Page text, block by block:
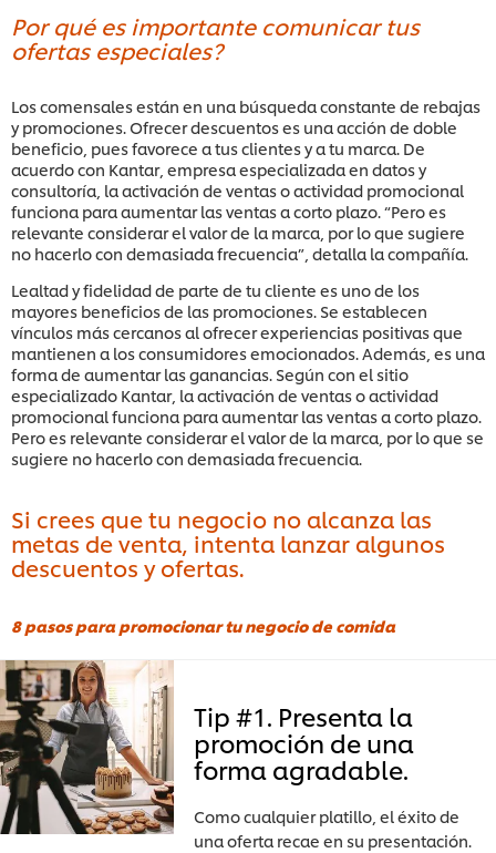
Por qué es importante comunicar tus
ofertas especiales?
Los comensales están en una búsqueda constante de rebajas
y promociones. Ofrecer descuentos es una acción de doble
beneficio, pues favorece a tus clientes y a tu marca. De
acuerdo con Kantar, empresa especializada en datos y
consultoría, la activación de ventas o actividad promocional
funciona para aumentar las ventas a corto plazo. “Pero es
relevante considerar el valor de la marca, por lo que sugiere
no hacerlo con demasiada frecuencia”, detalla la compañía.
Lealtad y fidelidad de parte de tu cliente es uno de los
mayores beneficios de las promociones. Se establecen
vínculos más cercanos al ofrecer experiencias positivas que
mantienen a los consumidores emocionados. Además, es una
forma de aumentar las ganancias. Según con el sitio
especializado Kantar, la activación de ventas o actividad
promocional funciona para aumentar las ventas a corto plazo.
Pero es relevante considerar el valor de la marca, por lo que se
sugiere no hacerlo con demasiada frecuencia.
Si crees que tu negocio no alcanza las
metas de venta, intenta lanzar algunos
descuentos y ofertas.
8 pasos para promocionar tu negocio de comida
Tip #1. Presenta la
promoción de una
forma agradable.
Como cualquier platillo, el éxito de
una oferta recae en su presentación.